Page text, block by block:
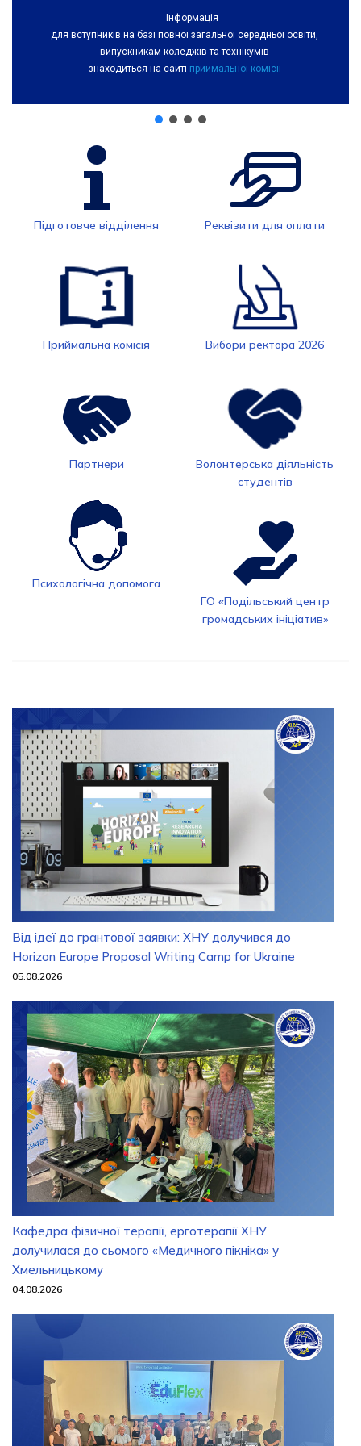
Інформація
для вступників на базі повної загальної середньої освіти,
випускникам коледжів та технікумів
знаходиться на сайті приймальної комісії
Підготовче відділення
Приймальна комісія
Реквізити для оплати
Вибори ректора 2026
Партнери
Психологічна допомога
Волонтерська діяльність
студентів
ГО «Подільський центр
громадських ініціатив»
Від ідеї до грантової заявки: ХНУ долучився до
Horizon Europe Proposal Writing Camp for Ukraine
05.08.2026
Кафедра фізичної терапії, ерготерапії ХНУ
долучилася до сьомого «Медичного пікніка» у
Хмельницькому
04.08.2026